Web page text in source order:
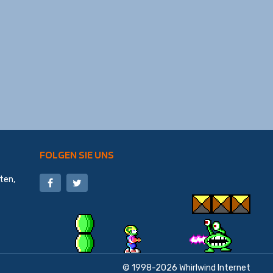
FOLGEN SIE UNS
© 1998-2026 Whirlwind Internet